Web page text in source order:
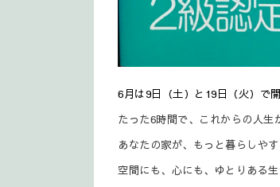
6月は9日（土）と19日（火）で
たった6時間で、これからの人生
あなたの家が、もっと暮らしやす
空間にも、心にも、ゆとりある生